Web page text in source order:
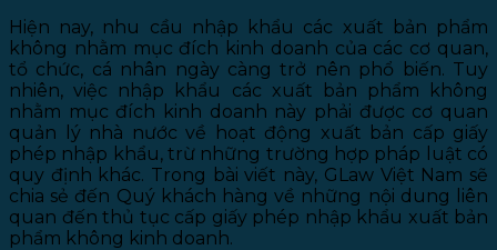
Hiện nay, nhu cầu nhập khẩu các xuất bản phẩm
không nhằm mục đích kinh doanh của các cơ quan,
tổ chức, cá nhân ngày càng trở nên phổ biến. Tuy
nhiên, việc nhập khẩu các xuất bản phẩm không
nhằm mục đích kinh doanh này phải được cơ quan
quản lý nhà nước về hoạt động xuất bản cấp giấy
phép nhập khẩu, trừ những trường hợp pháp luật có
quy định khác. Trong bài viết này, GLaw Việt Nam sẽ
chia sẻ đến Quý khách hàng về những nội dung liên
quan đến thủ tục cấp giấy phép nhập khẩu xuất bản
phẩm không kinh doanh.